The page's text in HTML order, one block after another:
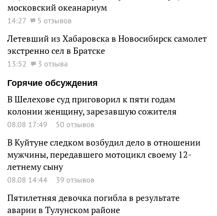
московский океанариум
14:27 5 отзывов
Летевший из Хабаровска в Новосибирск самолет
экстренно сел в Братске
13:52
3 отзыва
Горячие обсуждения
В Шелехове суд приговорил к пяти годам
колонии женщину, зарезавшую сожителя
08.08 17:49 50 отзывов
В Куйтуне следком возбудил дело в отношении
мужчины, передавшего мотоцикл своему 12-
летнему сыну
08.08 14:44 39 отзывов
Пятилетняя девочка погибла в результате
аварии в Тулунском районе